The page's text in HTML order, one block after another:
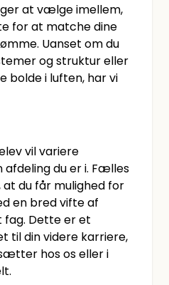
at vælge imellem,
for at matche dine
Uanset om du
og struktur eller
bolde i luften, har vi
vil variere
du er i. Fælles
du får mulighed for
en bred vifte af
fag. Dette er et
til din videre karriere,
hos os eller i